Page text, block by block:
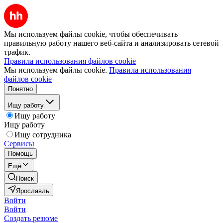
Мы используем файлы cookie, чтобы обеспечивать
правильную работу нашего веб-сайта и анализировать сетевой
трафик.
Правила использования файлов cookie
Мы используем файлы cookie. Правила использования
файлов cookie
Понятно
Ищу работу
Ищу работу
Ищу работу
Ищу сотрудника
Сервисы
Помощь
Ещё
Поиск
Ярославль
Войти
Войти
Создать резюме